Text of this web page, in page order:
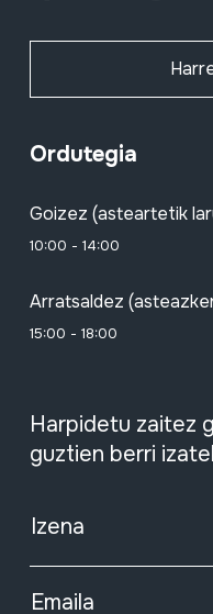
Ordutegia
Goizez (asteartetik
10:00 - 14:00
Arratsaldez
15:00 - 18:00
Harpidetu zaitez
guztien berri
Izena
Emaila